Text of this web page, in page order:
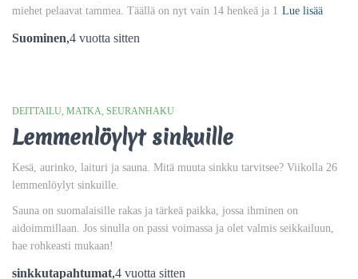
miehet pelaavat tammea. Täällä on nyt vain 14 henkeä ja 1 Lue lisää
Suominen,4 vuotta sitten
DEITTAILU MATKA SEURANHAKU
Lemmenlöylyt sinkuille
Kesä, aurinko, laituri ja sauna. Mitä muuta sinkku tarvitsee? Viikolla 26
lemmenlöylyt sinkuille.
Sauna on suomalaisille rakas ja tärkeä paikka, jossa ihminen on
aidoimmillaan. Jos sinulla on passi voimassa ja olet valmis seikkailuun,
hae rohkeasti mukaan!
sinkkutapahtumat,4 vuotta sitten